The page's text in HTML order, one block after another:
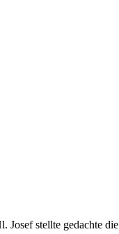
stellte gedachte